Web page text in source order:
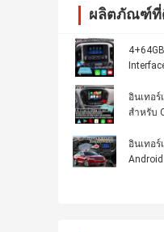
ผลิตภัณฑ์ที่
อินเทอร์
สำหรับ
อินเทอร์